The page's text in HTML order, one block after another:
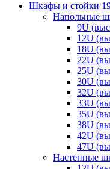
Шкафы и стойки
Напольные
9U
12U
18U
22U
25U
30U
32U
33U
35U
38U
42U
47U
Настенные